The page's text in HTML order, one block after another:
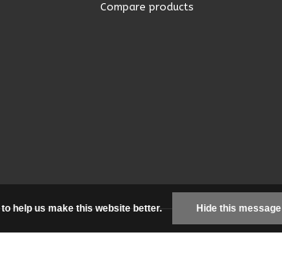
Compare products
help us make this website better. Hide this message